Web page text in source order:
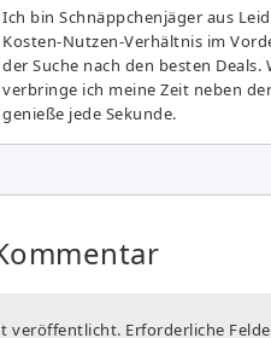
Ich bin Schnäppchenjäger aus
Kosten-Nutzen-Verhältnis im
der Suche nach den besten
verbringe ich meine Zeit neben
genieße jede Sekunde.
veröffentlicht. Erforderliche